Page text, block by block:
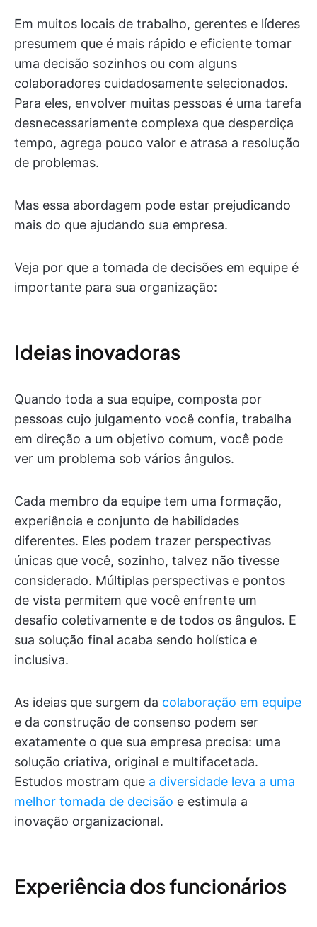
Em muitos locais de trabalho, gerentes e líderes
presumem que é mais rápido e eficiente tomar
uma decisão sozinhos ou com alguns
colaboradores cuidadosamente selecionados.
Para eles, envolver muitas pessoas é uma tarefa
desnecessariamente complexa que desperdiça
tempo, agrega pouco valor e atrasa a resolução
de problemas.
Mas essa abordagem pode estar prejudicando
mais do que ajudando sua empresa.
Veja por que a tomada de decisões em equipe é
importante para sua organização:
Ideias inovadoras
Quando toda a sua equipe, composta por
pessoas cujo julgamento você confia, trabalha
em direção a um objetivo comum, você pode
ver um problema sob vários ângulos.
Cada membro da equipe tem uma formação,
experiência e conjunto de habilidades
diferentes. Eles podem trazer perspectivas
únicas que você, sozinho, talvez não tivesse
considerado. Múltiplas perspectivas e pontos
de vista permitem que você enfrente um
desafio coletivamente e de todos os ângulos. E
sua solução final acaba sendo holística e
inclusiva.
As ideias que surgem da colaboração em equipe
e da construção de consenso podem ser
exatamente o que sua empresa precisa: uma
solução criativa, original e multifacetada.
Estudos mostram que a diversidade leva a uma
melhor tomada de decisão e estimula a
inovação organizacional.
Experiência dos funcionários